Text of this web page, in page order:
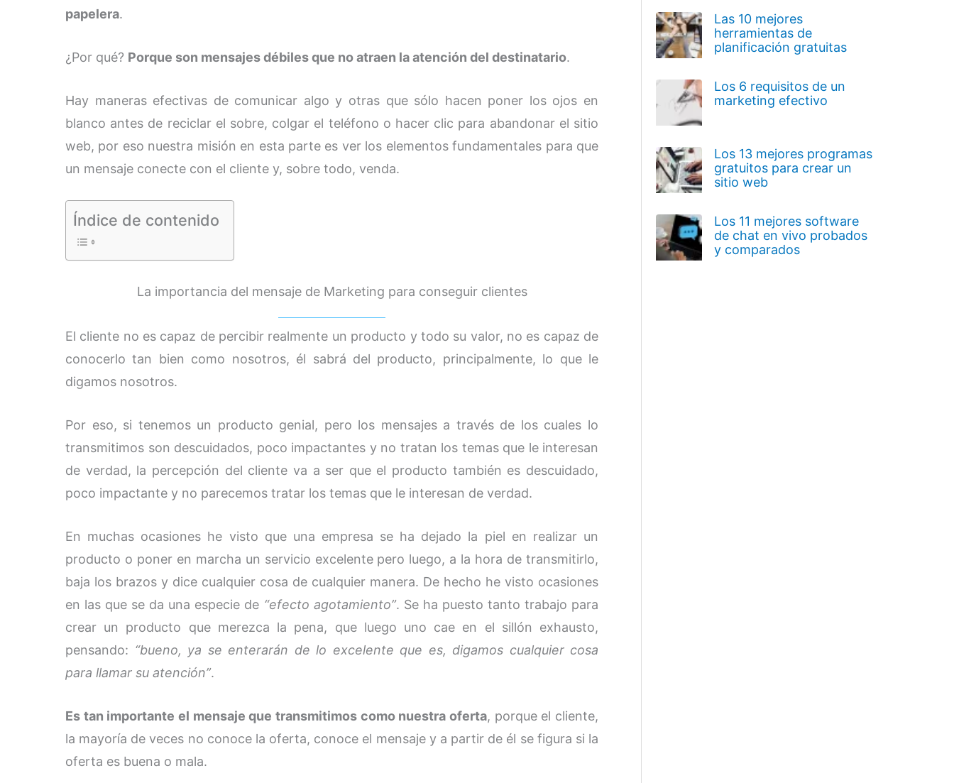
papelera.
¿Por qué? Porque son mensajes débiles que no atraen la atención del destinatario.
Hay maneras efectivas de comunicar algo y otras que sólo hacen poner los ojos en
blanco antes de reciclar el sobre, colgar el teléfono o hacer clic para abandonar el sitio
web, por eso nuestra misión en esta parte es ver los elementos fundamentales para que
un mensaje conecte con el cliente y, sobre todo, venda.
Índice de contenido
La importancia del mensaje de Marketing para conseguir clientes
El cliente no es capaz de percibir realmente un producto y todo su valor, no es capaz de
conocerlo tan bien como nosotros, él sabrá del producto, principalmente, lo que le
digamos nosotros.
Por eso, si tenemos un producto genial, pero los mensajes a través de los cuales lo
transmitimos son descuidados, poco impactantes y no tratan los temas que le interesan
de verdad, la percepción del cliente va a ser que el producto también es descuidado,
poco impactante y no parecemos tratar los temas que le interesan de verdad.
En muchas ocasiones he visto que una empresa se ha dejado la piel en realizar un
producto o poner en marcha un servicio excelente pero luego, a la hora de transmitirlo,
baja los brazos y dice cualquier cosa de cualquier manera. De hecho he visto ocasiones
en las que se da una especie de “efecto agotamiento”. Se ha puesto tanto trabajo para
crear un producto que merezca la pena, que luego uno cae en el sillón exhausto,
pensando: “bueno, ya se enterarán de lo excelente que es, digamos cualquier cosa
para llamar su atención”.
Es tan importante el mensaje que transmitimos como nuestra oferta, porque el cliente,
la mayoría de veces no conoce la oferta, conoce el mensaje y a partir de él se figura si la
oferta es buena o mala.
Las 10 mejores
herramientas de
planificación gratuitas
Los 6 requisitos de un
marketing efectivo
Los 13 mejores programas
gratuitos para crear un
sitio web
Los 11 mejores software
de chat en vivo probados
y comparados